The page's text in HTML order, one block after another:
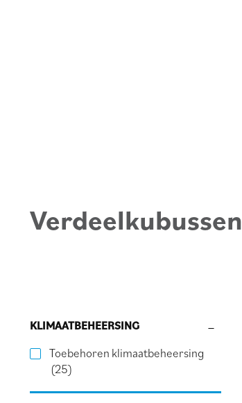
Verdeelkubussen
KLIMAATBEHEERSING
Toebehoren klimaatbeheersing
(25)